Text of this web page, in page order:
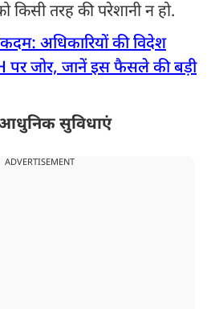
किसी तरह की परेशानी न हो.
अधिकारियों की विदेश
पर जोर, जानें इस फैसले की बड़ी
सुविधाएं
ADVERTISEMENT